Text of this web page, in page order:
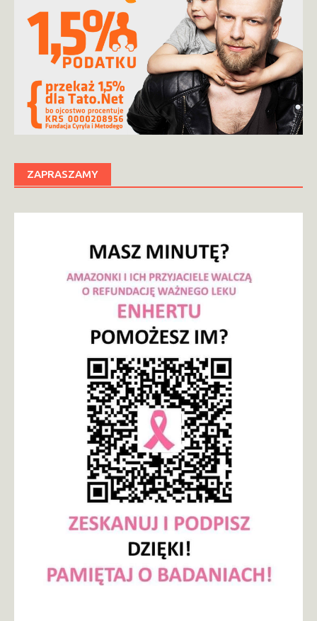
ZAPRASZAMY